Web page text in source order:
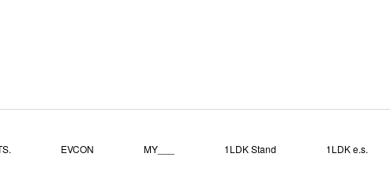
EVCON MY___ 1LDK Stand 1LDK e.s.